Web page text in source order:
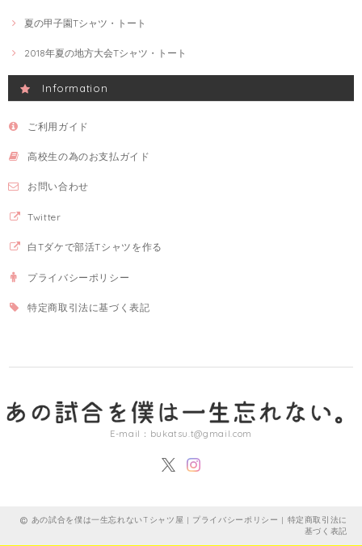
夏の甲子園Tシャツ・トート
2018年夏の地方大会Tシャツ・トート
Information
ご利用ガイド
高校生の為のお支払ガイド
お問い合わせ
Twitter
白Tダケで部活Tシャツを作る
プライバシーポリシー
特定商取引法に基づく表記
E-mail： bukatsu.t@gmail.com
あの試合を僕は一生忘れないTシャツ屋 | プライバシーポリシー | 特定商取引法に
基づく表記